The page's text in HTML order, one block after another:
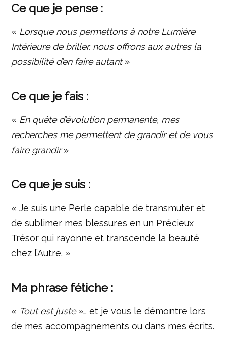
Ce que je pense :
« Lorsque nous permettons à notre Lumière
Intérieure de briller, nous offrons aux autres la
possibilité d’en faire autant»
Ce que je fais :
« En quête d’évolution permanente, mes
recherches me permettent de grandir et de vous
faire grandir»
Ce que je suis :
« Je suis une Perle capable de transmuter et
de sublimer mes blessures en un Précieux
Trésor qui rayonne et transcende la beauté
chez l’Autre. »
Ma phrase fétiche :
« Tout est juste»… et je vous le démontre lors
de mes accompagnements ou dans mes écrits.